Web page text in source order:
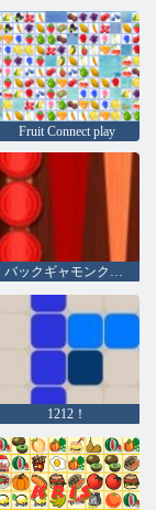
Fruit Connect play
バックギャモンクラシック
1212！